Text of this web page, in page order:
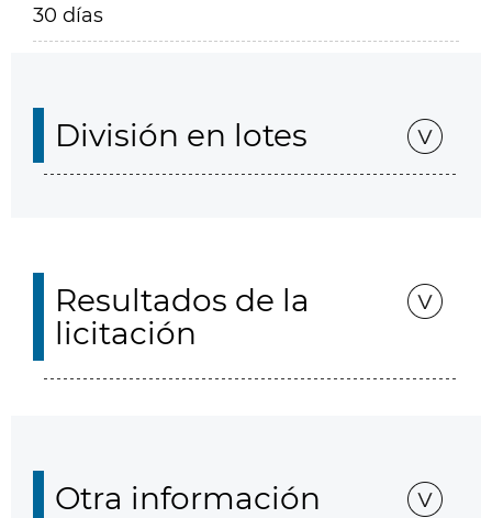
30 días
División en lotes
Resultados de la
licitación
Otra información